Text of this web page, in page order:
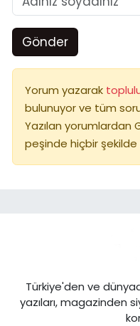
Gönder
Yorum yazarak
bulunuyor ve tüm
Yazılan yorumlardan
peşinde hiçbir
Türkiye'den ve
yazıları, magazinden